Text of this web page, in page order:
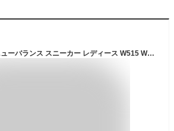
【ランキング受賞】 ニューバランス スニーカー レディース W515 WL515 new balance